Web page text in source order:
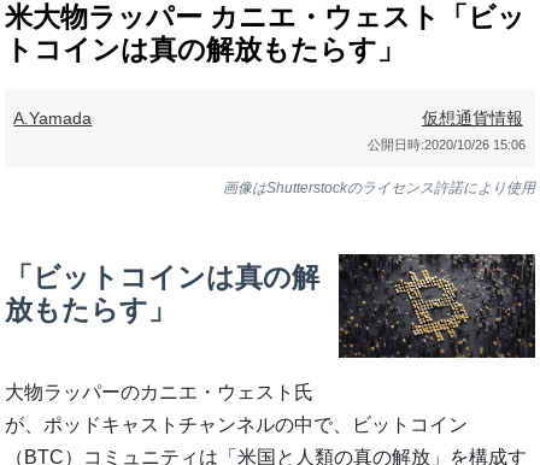
米大物ラッパー カニエ・ウェスト「ビッ
トコインは真の解放もたらす」
A.Yamada 仮想通貨情報
公開日時:2020/10/26 15:06
画像はShutterstockのライセンス許諾により使用
「ビットコインは真の解
放もたらす」
大物ラッパーのカニエ・ウェスト氏
が、ポッドキャストチャンネルの中で、ビットコイン
（BTC）コミュニティは「米国と人類の真の解放」を構成す